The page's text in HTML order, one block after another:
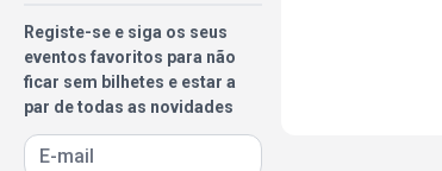
Registe-se e siga os seus
eventos favoritos para não
ficar sem bilhetes e estar a
par de todas as novidades